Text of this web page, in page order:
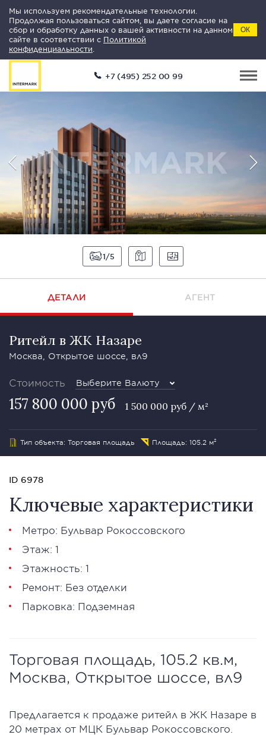
Мы используем рекомендательные технологии.
Продолжая пользоваться сайтом, вы даете согласие на
сбор и обработку данных о вашей активности на данном
сайте в соответствии с Политикой
конфиденциальности
ОК
+7 (495) 252 00 99
1 5
ДЕТАЛИ АГЕНТ
Ритейл в ЖК Назаре
Москва, Открытое шоссе, вл9
Стоимость Выберите Валюту
157 800 000 руб 1 500 000 руб / м²
Тип объекта: Торговая площадь Площадь: 105.2 м²
ID 6978
Ключевые характеристики
Метро: Бульвар Рокоссовского
Этаж: 1
Этажность: 1
Ремонт: Без отделки
Парковка: Подземная
Торговая площадь, 105.2 кв.м,
Москва, Открытое шоссе, вл9
Предлагается к продаже ритейл в ЖК Назаре в
20 метрах от МЦК Бульвар Рокоссовского.